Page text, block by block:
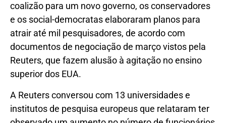
coalizão para um novo governo, os conservadores
e os social-democratas elaboraram planos para
atrair até mil pesquisadores, de acordo com
documentos de negociação de março vistos pela
Reuters, que fazem alusão à agitação no ensino
superior dos EUA.
A Reuters conversou com 13 universidades e
institutos de pesquisa europeus que relataram ter